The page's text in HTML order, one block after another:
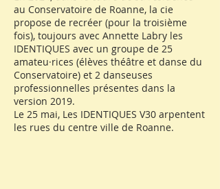
au Conservatoire de Roanne, la cie
propose de recréer (pour la troisième
fois), toujours avec Annette Labry les
IDENTIQUES avec un groupe de 25
amateu·rices (élèves théâtre et danse du
Conservatoire) et 2 danseuses
professionnelles présentes dans la
version 2019.
Le 25 mai, Les IDENTIQUES V30 arpentent
les rues du centre ville de Roanne.